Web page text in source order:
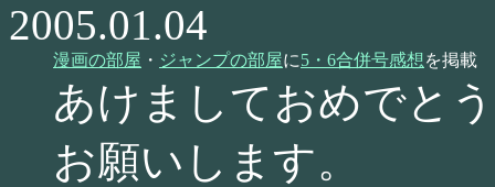
2005.01.04
漫画の部屋 ・ ジャンプの部屋に5・6合併号感想を掲載
あけましておめでと
お願いします。